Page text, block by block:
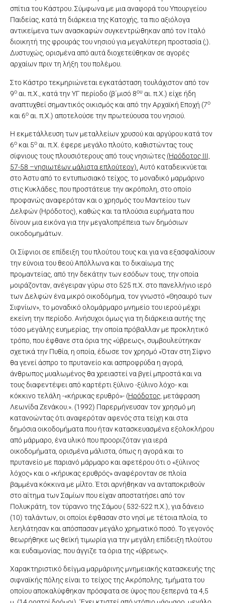
σπίτια του Κάστρου. Σύμφωνα με μια αναφορά του Υπουργείου
Παιδείας, κατά τη διάρκεια της Κατοχής, τα πιο αξιόλογα
αντικείμενα των ανασκαφών συγκεντρώθηκαν από τον Ιταλό
διοικητή της φρουράς του νησιού για μεγαλύτερη προστασία (;).
Δυστυχώς, ορισμένα από αυτά διοχετεύθηκαν σε αγορές
αρχαίων πριν τη λήξη του πολέμου.
Στο Κάστρο τεκμηριώνεται εγκατάσταση τουλάχιστον από τον
9ο αι. π.Χ., κατά την ΥΓ περίοδο (β΄μισό 8ου αι. π.Χ.) είχε ήδη
αναπτυχθεί σημαντικός οικισμός και από την Αρχαϊκή Εποχή (7ο
και 6ο αι. π.Χ.) αποτελούσε την πρωτεύουσα του νησιού.
Η εκμετάλλευση των μεταλλείων χρυσού και αργύρου κατά τον
6ο και 5ο αι. π.Χ. έφερε μεγάλο πλούτο, καθιστώντας τους
σίφνιους τους πλουσιότερους από τους νησιώτες (Ηρόδοτος ΙΙΙ,
57-58 –νησιωτέων μάλιστα επλούτεον). Αυτό καταδεικνύεται
στο Άστυ από το εντυπωσιακό τείχος, το μοναδικό μαρμάρινο
στις Κυκλάδες, που προστάτευε την ακρόπολη, στο οποίο
προφανώς αναφερόταν και ο χρησμός του Μαντείου των
Δελφών (Ηρόδοτος), καθώς και τα πλούσια ευρήματα που
δίνουν μια εικόνα για την μεγαλοπρέπεια των δημόσιων
οικοδομημάτων.
Οι Σίφνιοι σε επίδειξη του πλούτου τους και για να εξασφαλίσουν
την εύνοια του θεού Απόλλωνα και το δικαίωμα της
προμαντείας, από την δεκάτην των εσόδων τους, την οποία
μοιράζονταν, ανέγειραν γύρω στο 525 π.Χ. στο πανελλήνιο ιερό
των Δελφών ένα μικρό οικοδόμημα, τον γνωστό «Θησαυρό των
Σιφνίων», το μοναδικό ολομάρμαρο μνημείο του ιερού μέχρι
εκείνη την περίοδο. Ανήσυχοι όμως για τη διάρκεια αυτής της
τόσο μεγάλης ευημερίας, την οποία πρόβαλλαν με προκλητικό
τρόπο, που έφθανε στα όρια της «ύβρεως», συμβουλεύτηκαν
σχετικά την Πυθία, η οποία, έδωσε τον χρησμό «Όταν στη Σίφνο
θα γενεί άσπρο το πρυτανείο και ασπροφρύδα η αγορά,
άνθρωπος μυαλωμένος θα χρειαστεί να βγεί μπροστά και να
τους διαφεντέψει από καρτέρτι ξύλινο -ξύλινο λόχο- και
κόκκινο τελάλη -«κήρυκας ερυθρό»- (Ηρόδοτος , μετάφραση
Λεωνίδα Ζενάκου.». (1992) Παρερμήνευσαν τον χρησμό μη
κατανοώντας ότι αναφερόταν αφενός στα τείχη και στα
δημόσια οικοδομήματα που ήταν κατασκευασμένα εξολοκλήρου
από μάρμαρο, ένα υλικό που προοριζόταν για ιερά
οικοδομήματα, ορισμένα μάλιστα, όπως η αγορά και το
πρυτανείο με παριανό μάρμαρο και αφετέρου ότι ο «ξύλινος
λόχος» και ο «κήρυκας ερυθρός» αναφέρονταν σε πλοία
βαμμένα κόκκινα με μίλτο. Έτσι αρνήθηκαν να ανταποκριθούν
στο αίτημα των Σαμίων που είχαν αποστατήσει από τον
Πολυκράτη, τον τύραννο της Σάμου ( 532-522 π.Χ.), για δάνειο
(10) ταλάντων, οι οποίοι έφθασαν στο νησί με τέτοια πλοία, το
λεηλάτησαν και απόσπασαν μεγάλο χρηματικό ποσό. Το γεγονός
θεωρήθηκε ως θεϊκή τιμωρία για την μεγάλη επίδειξη πλούτου
και ευδαιμονίας, που άγγιζε τα όρια της «ύβρεως».
Χαρακτηριστικό δείγµα µαρµάρινης µνηµειακής κατασκευής της
σιφναϊκής πόλης είναι το τείχος της Ακρόπολης, τµήµατα του
οποίου αποκαλύφθηκαν πρόσφατα σε ύψος που ξεπερνά τα 4,5